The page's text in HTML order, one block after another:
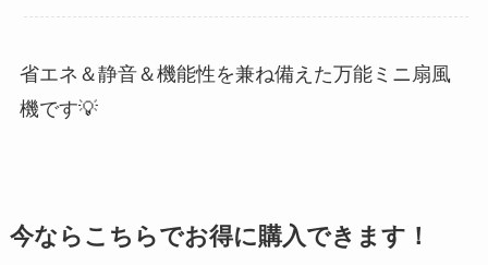
省エネ＆静音＆機能性を兼ね備えた万能ミニ扇風
機です💡
今ならこちらでお得に購入できます！